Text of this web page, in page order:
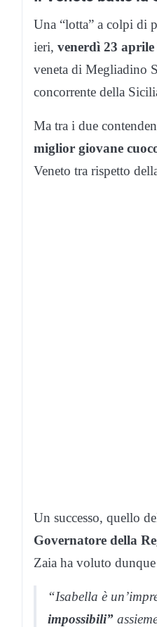
Una “lotta” a colpi di
ieri, venerdì 23 aprile
veneta di Megliadino
concorrente della
Ma tra i due
miglior giovane
Veneto tra rispetto
Un successo, quello
Governatore della
Zaia ha voluto
“Isabella è
impossibili”